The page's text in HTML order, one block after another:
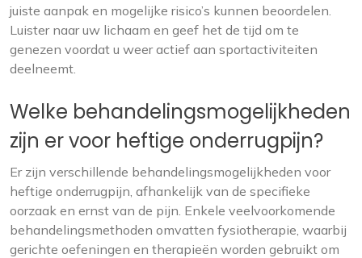
juiste aanpak en mogelijke risico’s kunnen beoordelen.
Luister naar uw lichaam en geef het de tijd om te
genezen voordat u weer actief aan sportactiviteiten
deelneemt.
Welke behandelingsmogelijkheden
zijn er voor heftige onderrugpijn?
Er zijn verschillende behandelingsmogelijkheden voor
heftige onderrugpijn, afhankelijk van de specifieke
oorzaak en ernst van de pijn. Enkele veelvoorkomende
behandelingsmethoden omvatten fysiotherapie, waarbij
gerichte oefeningen en therapieën worden gebruikt om